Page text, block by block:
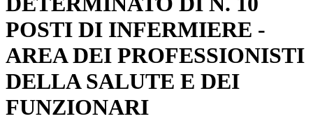
POSTI DI INFERMIERE -
AREA DEI PROFESSIONISTI
DELLA SALUTE E DEI
FUNZIONARI